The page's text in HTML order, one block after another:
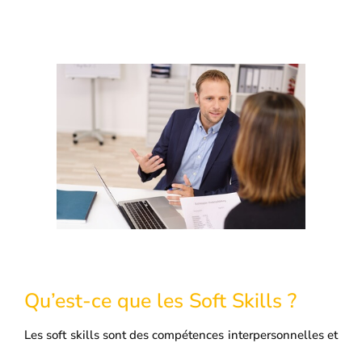
Qu’est-ce que les Soft Skills ?
Les soft skills sont des compétences interpersonnelles et